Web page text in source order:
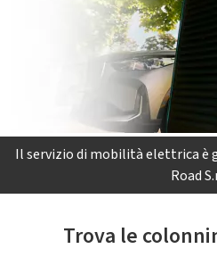
Il servizio di mobilità elettrica è
Road
Trova le